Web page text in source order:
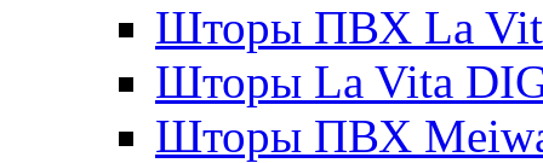
Шторы ПВХ La
Шторы La Vita
Шторы ПВХ